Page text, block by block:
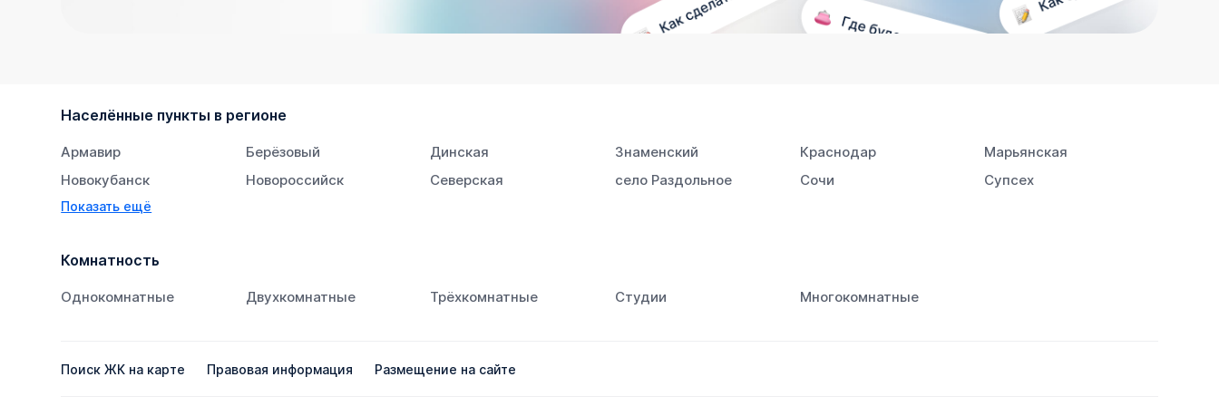
Населённые пункты в регионе
Армавир Берёзовый Динская Знаменский Краснодар
Марьянская
Новокубанск
Новороссийск Северская село Раздольное Сочи
Супсех
Тихорецк
Показать ещё
Комнатность
Однокомнатные Двухкомнатные Трёхкомнатные Студии Многокомнатные
Поиск ЖК на карте Правовая информация Размещение на сайте